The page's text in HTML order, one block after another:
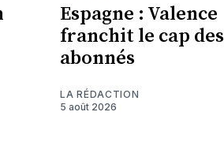
Espagne : Valence
franchit le cap des
abonnés
LA RÉDACTION
5 août 2026